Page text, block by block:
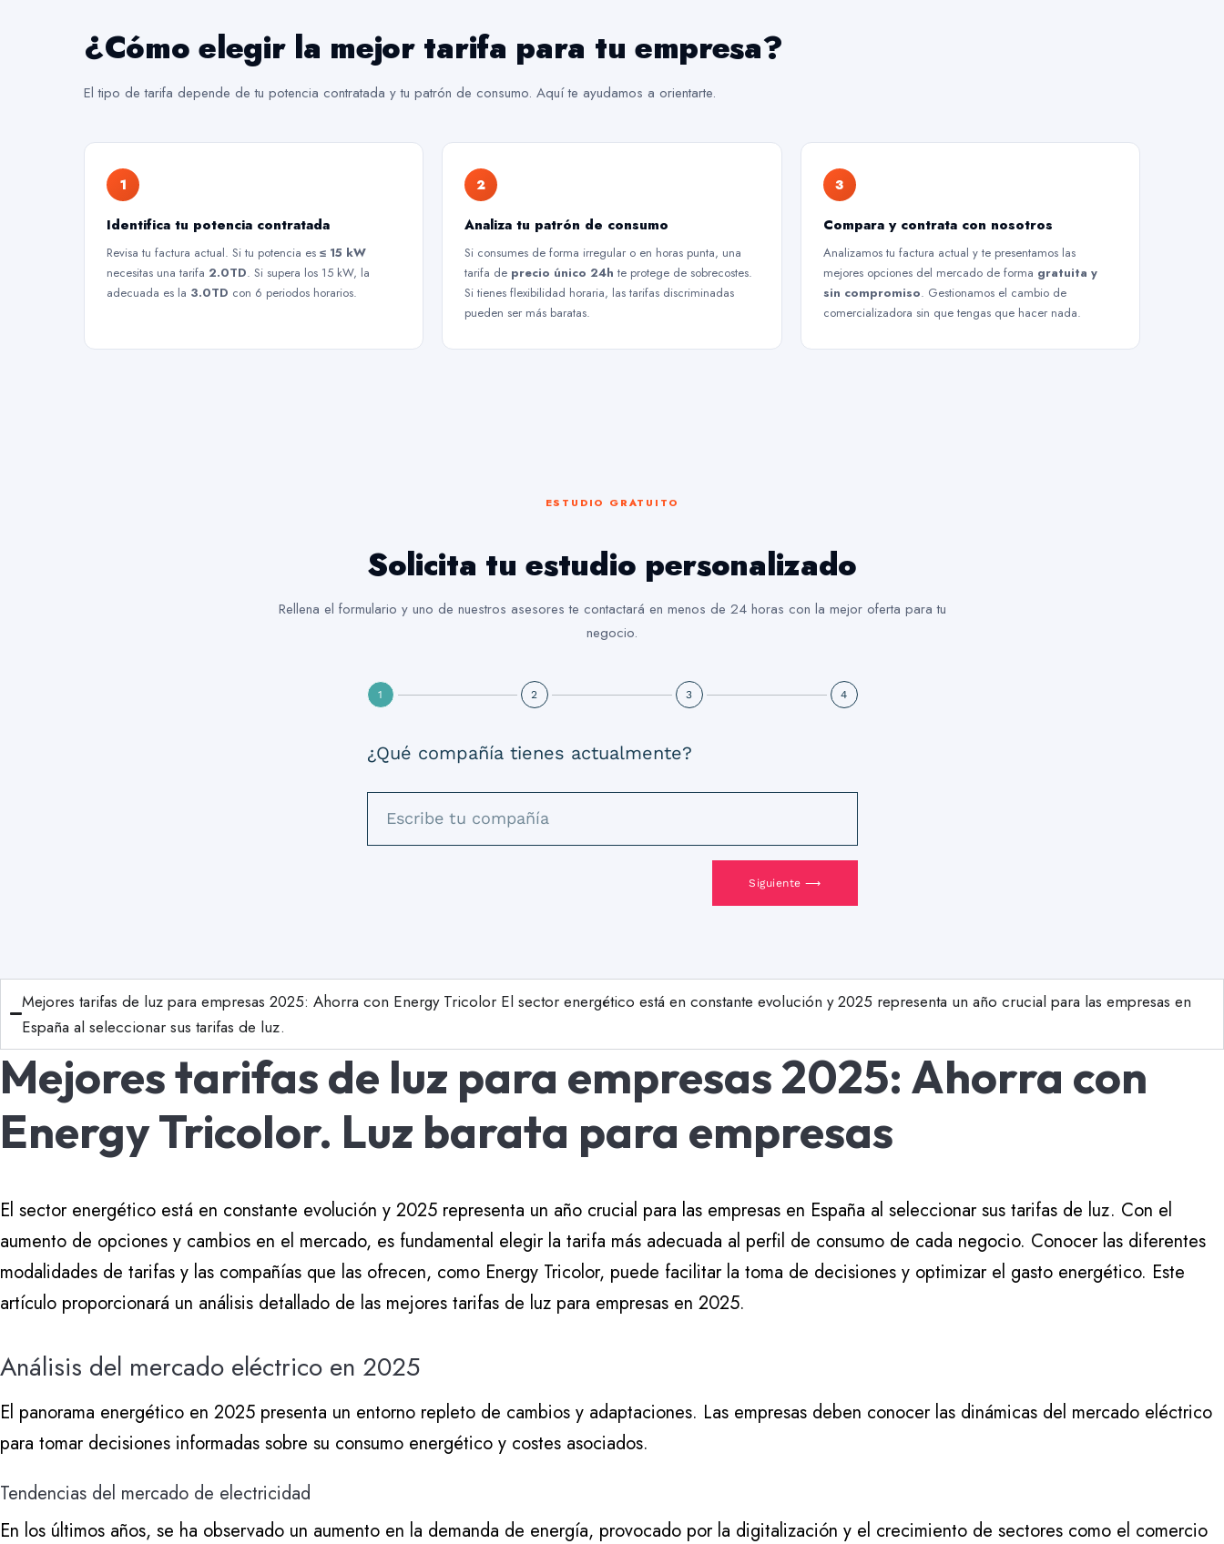
¿Cómo elegir la mejor tarifa para tu empresa?
El tipo de tarifa depende de tu potencia contratada y tu patrón de consumo. Aquí te ayudamos a orientarte.
1
Identifica tu potencia contratada
Revisa tu factura actual. Si tu potencia es ≤ 15 kW
necesitas una tarifa 2.0TD. Si supera los 15 kW, la
adecuada es la 3.0TD con 6 periodos horarios.
2
Analiza tu patrón de consumo
Si consumes de forma irregular o en horas punta, una
tarifa de precio único 24h te protege de sobrecostes.
Si tienes flexibilidad horaria, las tarifas discriminadas
pueden ser más baratas.
3
Compara y contrata con nosotros
Analizamos tu factura actual y te presentamos las
mejores opciones del mercado de forma gratuita y
sin compromiso. Gestionamos el cambio de
comercializadora sin que tengas que hacer nada.
ESTUDIO GRATUITO
Solicita tu estudio personalizado
Rellena el formulario y uno de nuestros asesores te contactará en menos de 24 horas con la mejor oferta para tu
negocio.
1 2 3 4
¿Qué compañía tienes actualmente?
Siguiente ⟶
Mejores tarifas de luz para empresas 2025: Ahorra con Energy Tricolor El sector energético está en constante evolución y 2025 representa un año crucial para las empresas en
España al seleccionar sus tarifas de luz.
Mejores tarifas de luz para empresas 2025: Ahorra con
Energy Tricolor. Luz barata para empresas
El sector energético está en constante evolución y 2025 representa un año crucial para las empresas en España al seleccionar sus tarifas de luz. Con el
aumento de opciones y cambios en el mercado, es fundamental elegir la tarifa más adecuada al perfil de consumo de cada negocio. Conocer las diferentes
modalidades de tarifas y las compañías que las ofrecen, como Energy Tricolor, puede facilitar la toma de decisiones y optimizar el gasto energético. Este
artículo proporcionará un análisis detallado de las mejores tarifas de luz para empresas en 2025.
Análisis del mercado eléctrico en 2025
El panorama energético en 2025 presenta un entorno repleto de cambios y adaptaciones. Las empresas deben conocer las dinámicas del mercado eléctrico
para tomar decisiones informadas sobre su consumo energético y costes asociados.
Tendencias del mercado de electricidad
En los últimos años, se ha observado un aumento en la demanda de energía, provocado por la digitalización y el crecimiento de sectores como el comercio